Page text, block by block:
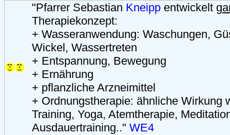
"Pfarrer Sebastian Kneipp entwickelt
Therapiekonzept:
+ Wasseranwendung: Waschungen,
Wickel, Wassertreten
+ Entspannung, Bewegung
+ Ernährung
+ pflanzliche Arzneimittel
+ Ordnungstherapie: ähnliche Wirkung
Training, Yoga, Atemtherapie,
Ausdauertraining.." WE4